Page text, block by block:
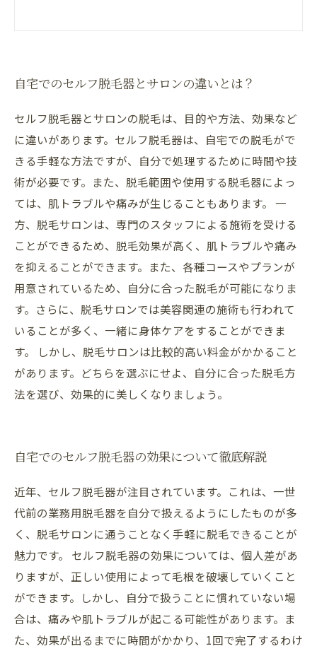
自宅でのセルフ脱毛器とサロンの違いとは？
セルフ脱毛器とサロンの脱毛は、目的や方法、効果など
に違いがあります。セルフ脱毛器は、自宅での脱毛がで
きる手軽な方法ですが、自分で処理するために時間や技
術が必要です。また、脱毛範囲や使用する脱毛器によっ
ては、肌トラブルや痛みが生じることもあります。 一
方、脱毛サロンは、専門のスタッフによる施術を受ける
ことができるため、脱毛効果が高く、肌トラブルや痛み
を抑えることができます。また、各種コースやプランが
用意されているため、自分に合った脱毛が可能になりま
す。さらに、脱毛サロンでは美容関連の施術も行われて
いることが多く、一緒に身体ケアをすることができま
す。 しかし、脱毛サロンは比較的高い料金がかかること
があります。どちらを選ぶにせよ、自分に合った脱毛方
法を選び、効果的に美しくなりましょう。
自宅でのセルフ脱毛器の効果について徹底解説
近年、セルフ脱毛器が注目されています。これは、一世
代前の業務用脱毛器を自分で扱えるようにしたものが多
く、脱毛サロンに通うことなく手軽に脱毛できることが
魅力です。 セルフ脱毛器の効果については、個人差があ
りますが、正しい使用によって毛根を破壊していくこと
ができます。しかし、自分で扱うことに慣れていない場
合は、痛みや肌トラブルが起こる可能性があります。ま
た、効果が出るまでに時間がかかり、1回で完了するわけ